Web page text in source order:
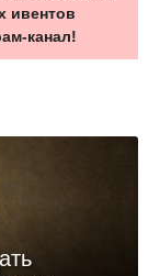
ивентов
канал!